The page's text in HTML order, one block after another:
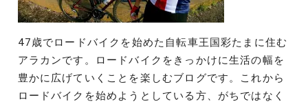
47歳でロードバイクを始めた自転車王国彩たまに住む
アラカンです。ロードバイクをきっかけに生活の幅を
豊かに広げていくことを楽しむブログです。これから
ロードバイクを始めようとしている方、がちではなく